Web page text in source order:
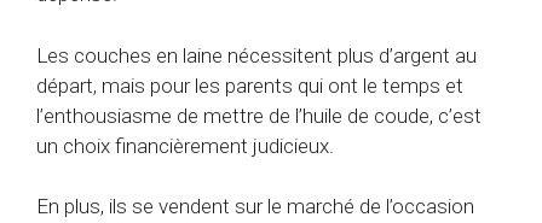
Les couches en laine nécessitent plus d’argent au
départ, mais pour les parents qui ont le temps et
l’enthousiasme de mettre de l’huile de coude, c’est
un choix financièrement judicieux.
En plus, ils se vendent sur le marché de l’occasion